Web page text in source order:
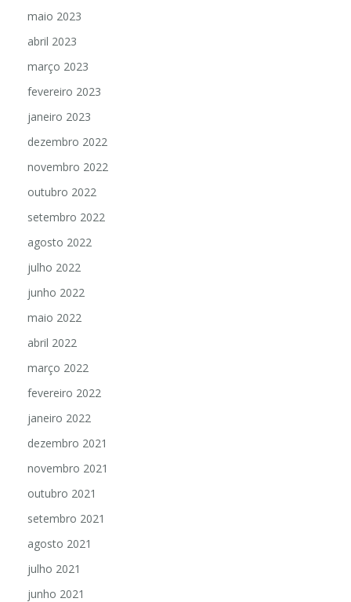
maio 2023
abril 2023
março 2023
fevereiro 2023
janeiro 2023
dezembro 2022
novembro 2022
outubro 2022
setembro 2022
agosto 2022
julho 2022
junho 2022
maio 2022
abril 2022
março 2022
fevereiro 2022
janeiro 2022
dezembro 2021
novembro 2021
outubro 2021
setembro 2021
agosto 2021
julho 2021
junho 2021